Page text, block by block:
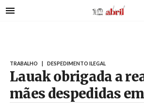
para
TRABALHO DESPEDIMENTO ILEGAL
Lauak obrigada a
mães despedidas